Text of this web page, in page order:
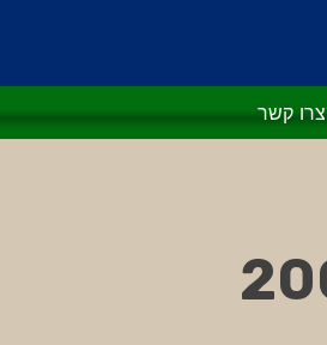
צרו קשר